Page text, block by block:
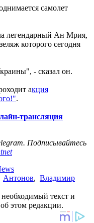
самолет
легендарный Ан Мрия,
которого сегодня
- сказал он.
акция
.
трансляция
Подписывайтесь
Антонов, Владимир
текст и
этом редакции.